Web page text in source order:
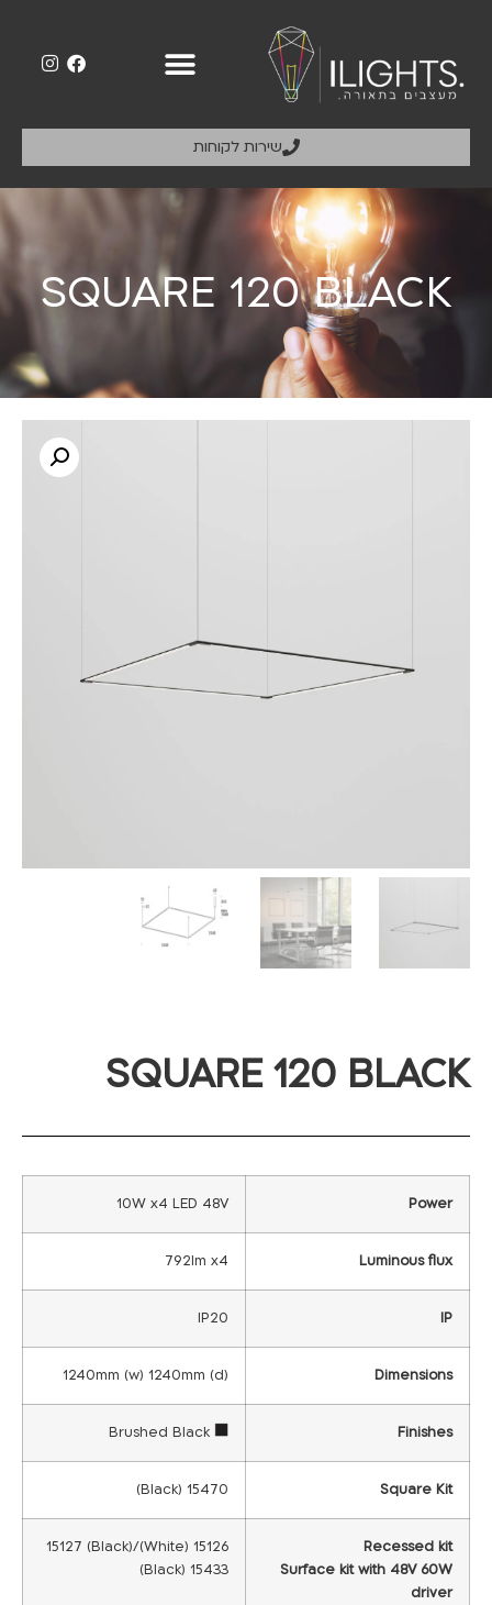
שירות לקוחות
SQUARE 120 BLACK
SQUARE 120 BLACK
Power
10W x4 LED 48V
Luminous flux
792lm x4
IP
IP20
Dimensions
1240mm (w) 1240mm (d)
Finishes
Square Kit
15470 (Black)
Recessed kit
Surface kit with 48V 60W
driver
15126 (White)/15127 (Black)
15433 (Black)